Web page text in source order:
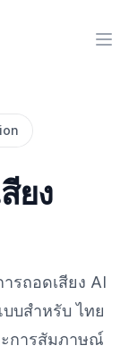
สียง
รถอดเสียง AI
บสำหรับ ไทย
การสัมภาษณ์